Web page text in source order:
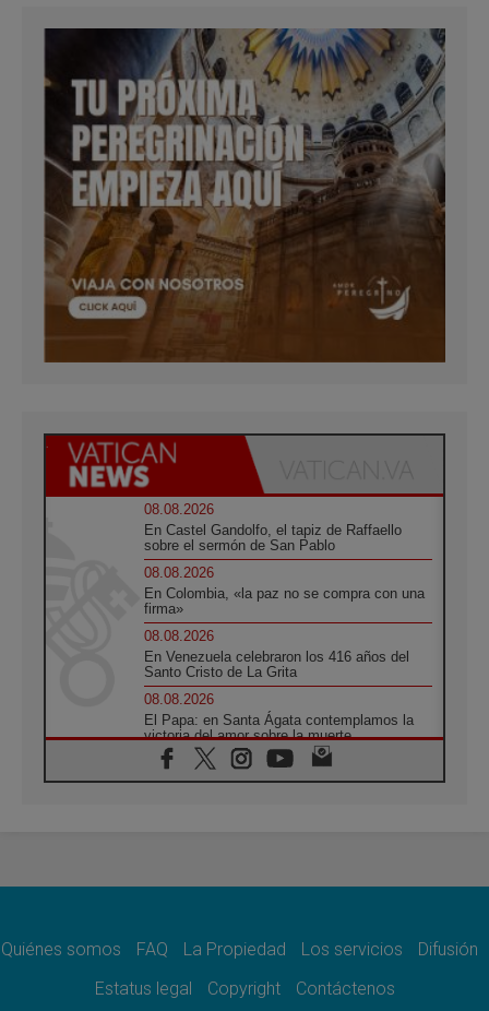
08.08.2026
En Castel Gandolfo, el tapiz de Raffaello
sobre el sermón de San Pablo
08.08.2026
En Colombia, «la paz no se compra con una
firma»
08.08.2026
En Venezuela celebraron los 416 años del
Santo Cristo de La Grita
08.08.2026
El Papa: en Santa Ágata contemplamos la
victoria del amor sobre la muerte
08.08.2026
León XIV visitará el Santuario de la Madre
07.08.2026
07.08.2026
el compromiso del cristiano"
Quiénes somos FAQ La Propiedad Los servicios
Difusión
Estatus legal
Copyright Contáctenos